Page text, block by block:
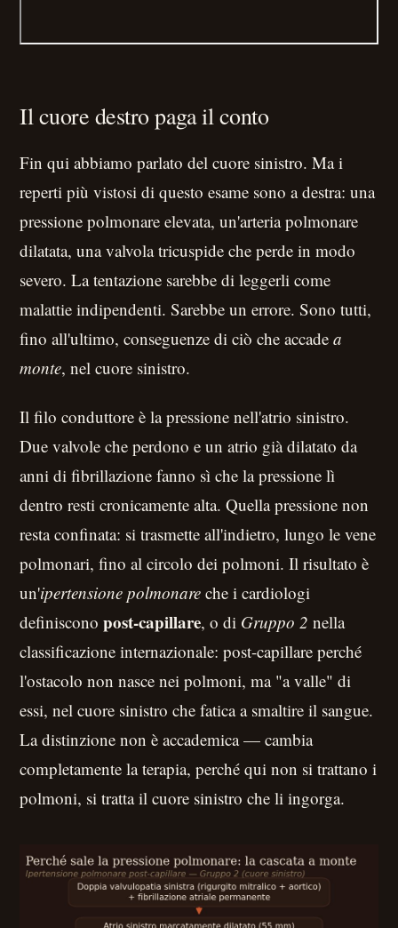
Il cuore destro paga il conto
Fin qui abbiamo parlato del cuore sinistro. Ma i
reperti più vistosi di questo esame sono a destra: una
pressione polmonare elevata, un'arteria polmonare
dilatata, una valvola tricuspide che perde in modo
severo. La tentazione sarebbe di leggerli come
malattie indipendenti. Sarebbe un errore. Sono tutti,
fino all'ultimo, conseguenze di ciò che accadea
monte, nel cuore sinistro.
Il filo conduttore è la pressione nell'atrio sinistro.
Due valvole che perdono e un atrio già dilatato da
anni di fibrillazione fanno sì che la pressione lì
dentro resti cronicamente alta. Quella pressione non
resta confinata: si trasmette all'indietro, lungo le vene
polmonari, fino al circolo dei polmoni. Il risultato è
un'ipertensione polmonare che i cardiologi
definisconopost-capillare, o di Gruppo 2 nella
classificazione internazionale: post-capillare perché
l'ostacolo non nasce nei polmoni, ma "a valle" di
essi, nel cuore sinistro che fatica a smaltire il sangue.
La distinzione non è accademica — cambia
completamente la terapia, perché qui non si trattano i
polmoni, si tratta il cuore sinistro che li ingorga.